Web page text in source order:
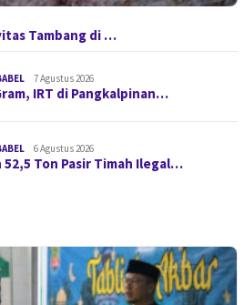
Tambang di …
7 Agustus 2026
IRT di Pangkalpinan…
6 Agustus 2026
Ton Pasir Timah Ilegal…